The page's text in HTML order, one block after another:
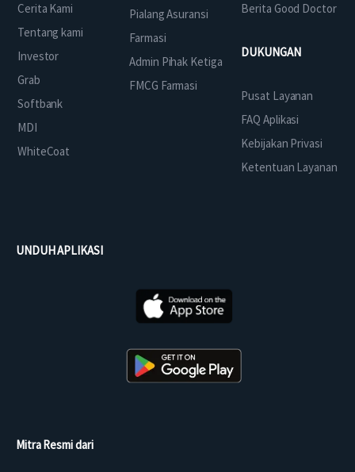
Cerita Kami
Tentang kami
Investor
Grab
Softbank
MDI
WhiteCoat
Pialang Asuransi
Farmasi
Admin Pihak Ketiga
FMCG Farmasi
Berita Good Doctor
DUKUNGAN
Pusat Layanan
FAQ Aplikasi
Kebijakan Privasi
Ketentuan Layanan
UNDUH APLIKASI
Mitra Resmi dari